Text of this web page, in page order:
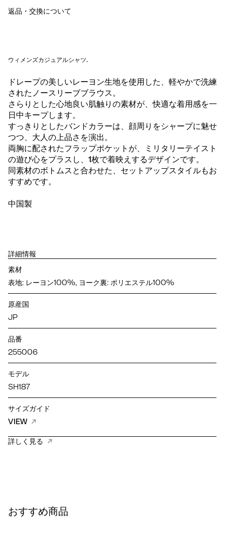
返品・交換について
ウィメンズカジュアルシャツ.
ドレープの美しいレーヨン生地を使用した、軽やかで洗練
されたノースリーブブラウス。
さらりとした心地良い肌触りの素材が、快適な着用感を一
日中キープします。
すっきりとしたバンドカラーは、顔周りをシャープに魅せ
つつ、大人の上品さを演出。
両胸に配されたフラップポケットが、ミリタリーテイスト
の遊び心をプラスし、1枚で着映えするデザインです。
同素材のボトムスと合わせた、セットアップスタイルもお
すすめです。
中国製
詳細情報
素材
表地: レーヨン100%, ヨーク裏: ポリエステル100%
原産国
JP
品番
255006
モデル
SH187
サイズガイド
VIEW
詳しく見る
おすすめ商品